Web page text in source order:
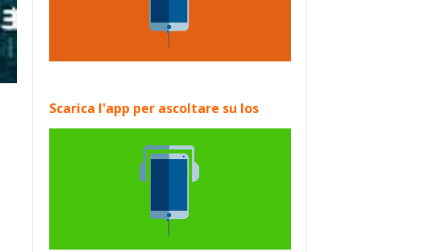
Scarica l'app per ascoltare su Ios